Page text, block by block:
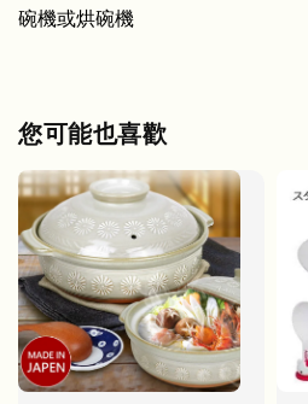
碗機或烘碗機
您可能也喜歡